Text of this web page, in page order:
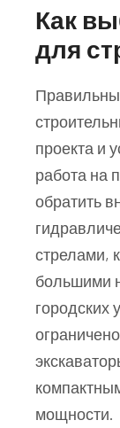
Как
для
проекта и
работа на
обратить
стрелами,
большими
городских
мощности.